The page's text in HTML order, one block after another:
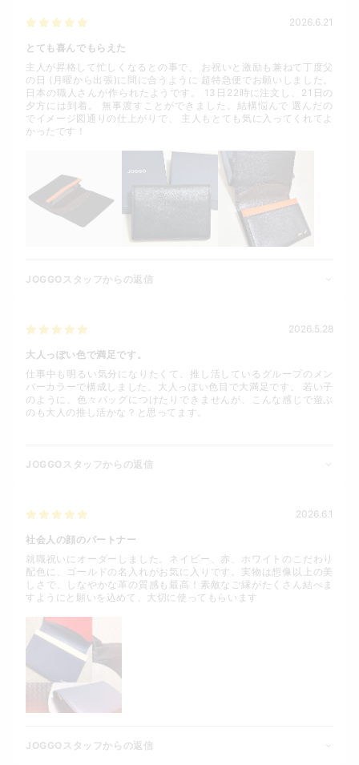
2026.6.21
とても喜んでもらえた
主人が昇格して忙しくなるとの事で、 お祝いと激励も兼ねて丁度父
の日 (月曜から出張)に間に合うように 超特急便でお願いしました。
日本の職人さんが作られたようです。 13日22時に注文し、21日の
夕方には到着。 無事渡すことができました。結構悩んで 選んだの
でイメージ図通りの仕上がりで、 主人もとても気に入ってくれてよ
かったです！
JOGGOスタッフからの返信
2026.5.28
大人っぽい色で満足です。
仕事中も明るい気分になりたくて、推し活しているグループのメン
バーカラーで構成しました。大人っぽい色目で大満足です。 若い子
のように、色々バッグにつけたりできませんが、こんな感じで遊ぶ
のも大人の推し活かな？と思ってます。
JOGGOスタッフからの返信
2026.6.1
社会人の顔のパートナー
就職祝いにオーダーしました。ネイビー、赤、ホワイトのこだわり
配色に、ゴールドの名入れがお気に入りです。実物は想像以上の美
しさで、しなやかな革の質感も最高！素敵なご縁がたくさん結べま
すようにと願いを込めて、大切に使ってもらいます
JOGGOスタッフからの返信